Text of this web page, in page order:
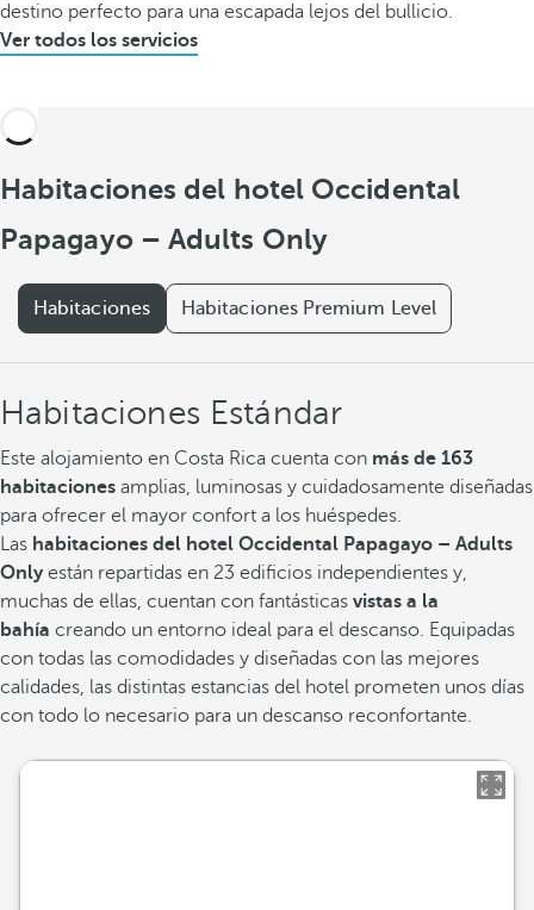
destino perfecto para una escapada lejos del bullicio.
Ver todos los servicios
Habitaciones del hotel Occidental
Papagayo – Adults Only
Habitaciones Habitaciones Premium Level
Habitaciones Estándar
Este alojamiento en Costa Rica cuenta con más de 163
habitaciones amplias, luminosas y cuidadosamente diseñadas
para ofrecer el mayor confort a los huéspedes.
Las habitaciones del hotel Occidental Papagayo – Adults
Only están repartidas en 23 edificios independientes y,
muchas de ellas, cuentan con fantásticas vistas a la
bahía creando un entorno ideal para el descanso. Equipadas
con todas las comodidades y diseñadas con las mejores
calidades, las distintas estancias del hotel prometen unos días
con todo lo necesario para un descanso reconfortante.